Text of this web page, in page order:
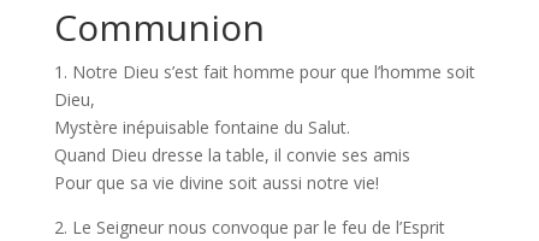
Communion
1. Notre Dieu s’est fait homme pour que l’homme soit
Dieu,
Mystère inépuisable fontaine du Salut.
Quand Dieu dresse la table, il convie ses amis
Pour que sa vie divine soit aussi notre vie!
2. Le Seigneur nous convoque par le feu de l’Esprit